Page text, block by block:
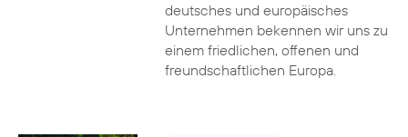
deutsches und europäisches
Unternehmen bekennen wir uns zu
einem friedlichen, offenen und
freundschaftlichen Europa.